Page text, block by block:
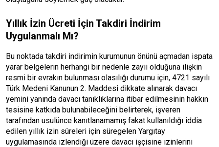
Yıllık İzin Ücreti İçin Takdiri İndirim
Uygulanmalı Mı?
Bu noktada takdiri indirimin kurumunun önünü açmadan ispata
yarar belgelerin herhangi bir nedenle zayii olduğuna ilişkin
resmi bir evrakın bulunması olasılığı durumu için, 4721 sayılı
Türk Medeni Kanunun 2. Maddesi dikkate alınarak davacı
yemini yanında davacı tanıklıklarına itibar edilmesinin hakkın
tesisine katkıda bulunabileceğini belirterek, işveren
tarafından usulünce kanıtlanamamış fakat kullanıldığı iddia
edilen yıllık izin süreleri için süregelen Yargıtay
uygulamasında izlendiği üzere davacı işçisine izinlerini